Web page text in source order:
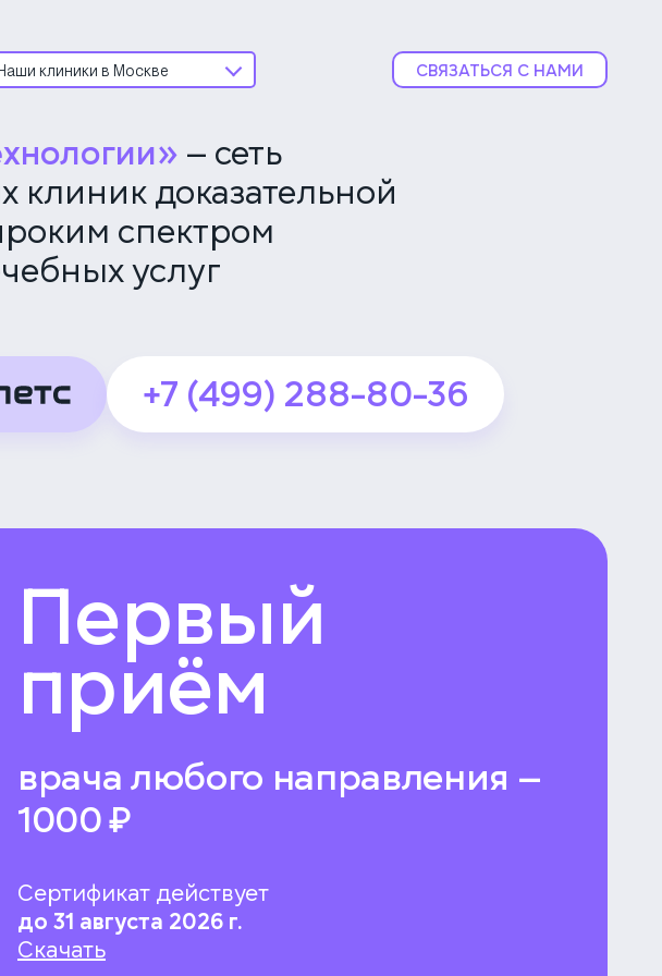
СВЯЗАТЬСЯ С НАМИ
клиники в Москве
ул. Большая
подробнее
Скоро открытие!
клиника
Введенского
Клиника на Карамышевской
— сеть
доказательной
спектром
услуг
+7 (499) 288-80-36
Первый
приём
врача любого направления —
1000 ₽
Сертификат действует
до 31 августа 2026 г.
Скачать